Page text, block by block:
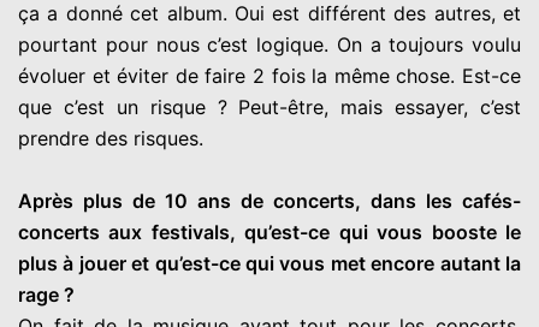
ça a donné cet album. Oui est différent des autres, et
pourtant pour nous c’est logique. On a toujours voulu
évoluer et éviter de faire 2 fois la même chose. Est-ce
que c’est un risque ? Peut-être, mais essayer, c’est
prendre des risques.
Après plus de 10 ans de concerts, dans les cafés-
concerts aux festivals, qu’est-ce qui vous booste le
plus à jouer et qu’est-ce qui vous met encore autant la
rage ?